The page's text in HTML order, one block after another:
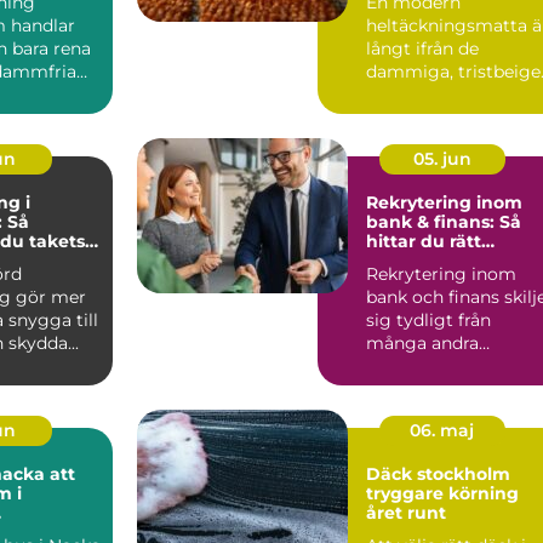
handlar
bara rena
heltäckningsmatta
långt ifrån de
dammiga, tristbeige
från 70- och 80...
i
Så
takets
gör mer
snygga till
skydda...
05. jun
Rekrytering inom
bank & finans: Så
hittar du rätt
reglerad värld
Rekrytering inom
bank och finans
sig tydligt från
många andra
att
i
06. maj
Däck stockholm
tryggare körning
året runt